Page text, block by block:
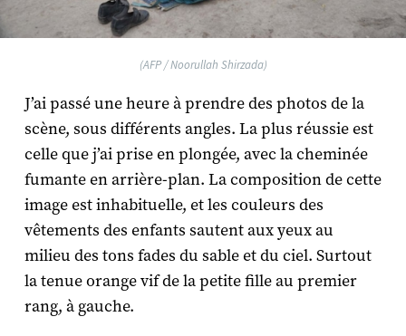
(AFP / Noorullah Shirzada)
J’ai passé une heure à prendre des photos de la
scène, sous différents angles. La plus réussie est
celle que j’ai prise en plongée, avec la cheminée
fumante en arrière-plan. La composition de cette
image est inhabituelle, et les couleurs des
vêtements des enfants sautent aux yeux au
milieu des tons fades du sable et du ciel. Surtout
la tenue orange vif de la petite fille au premier
rang, à gauche.